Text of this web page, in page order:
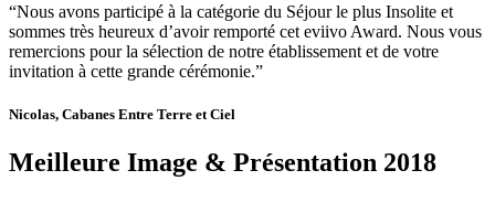
“Nous avons participé à la catégorie du Séjour le plus Insolite et
sommes très heureux d’avoir remporté cet eviivo Award. Nous vous
remercions pour la sélection de notre établissement et de votre
invitation à cette grande cérémonie.”
Nicolas, Cabanes Entre Terre et Ciel
Meilleure Image & Présentation 2018